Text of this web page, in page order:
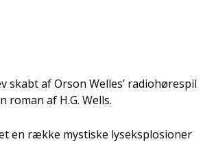
skabt af Orson Wel­les’ radio­hø­re­spil
roman af H.G. Wells.
en ræk­ke mysti­ske lys­eks­plo­sio­ner